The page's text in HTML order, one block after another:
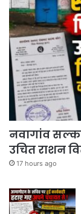
नवागांव
उचित राशन
17 hours ago